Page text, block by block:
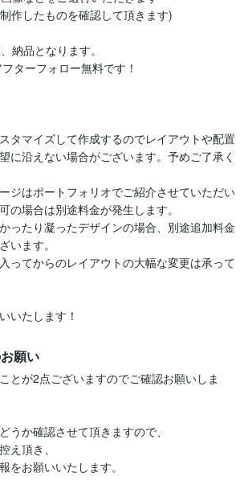
作したものを確認して頂きます)
納品となります。
ターフォロー無料です！
タマイズして作成するのでレイアウトや配置
に沿えない場合がございます。予めご了承く
ジはポートフォリオでご紹介させていただい
の場合は別途料金が発生します。
ったり凝ったデザインの場合、別途追加料金
います。
ってからのレイアウトの大幅な変更は承って
いたします！
願い
とが2点ございますのでご確認お願いしま
か確認させて頂きますので、
え頂き、
をお願いいたします。